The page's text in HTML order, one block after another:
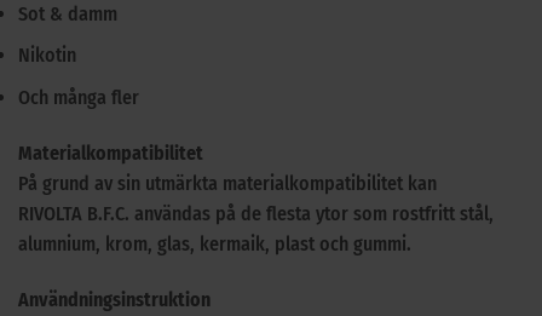
Sot & damm
Nikotin
Och många fler
Materialkompatibilitet
På grund av sin utmärkta materialkompatibilitet kan
RIVOLTA B.F.C. användas på de flesta ytor som rostfritt stål,
alumnium, krom, glas, kermaik, plast och gummi.
Användningsinstruktion